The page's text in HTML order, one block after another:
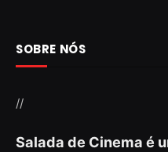
SOBRE NÓS
//
Salada de Cinema é